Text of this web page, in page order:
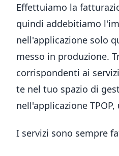
Effettuiamo la
quindi addebitiamo
nell'applicazione solo
messo in produzione.
corrispondenti ai
te nel tuo spazio di
nell'applicazione
I servizi sono sempre